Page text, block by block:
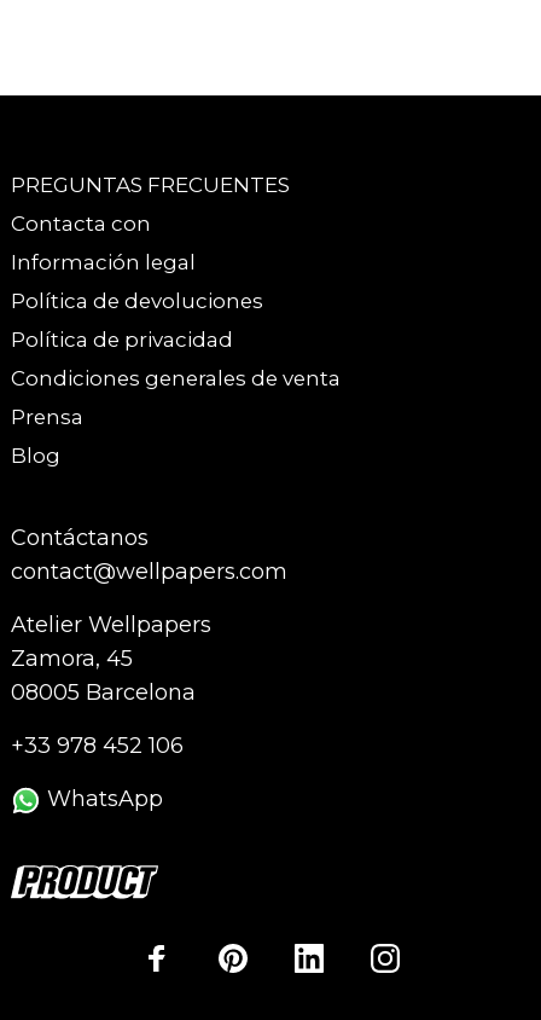
PREGUNTAS FRECUENTES
Contacta con
Información legal
Política de devoluciones
Política de privacidad
Condiciones generales de venta
Prensa
Blog
Contáctanos
contact@wellpapers.com
Atelier Wellpapers
Zamora, 45
08005 Barcelona
+33 978 452 106
WhatsApp